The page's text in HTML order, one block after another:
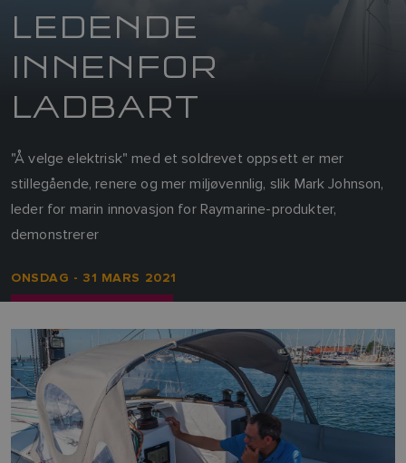
LEDENDE
INNENFOR
LADBART
"Å velge elektrisk" med et soldrevet oppsett er mer
stillegående, renere og mer miljøvennlig, slik Mark Johnson,
leder for marin innovasjon for Raymarine-produkter,
demonstrerer
ONSDAG - 31 MARS 2021